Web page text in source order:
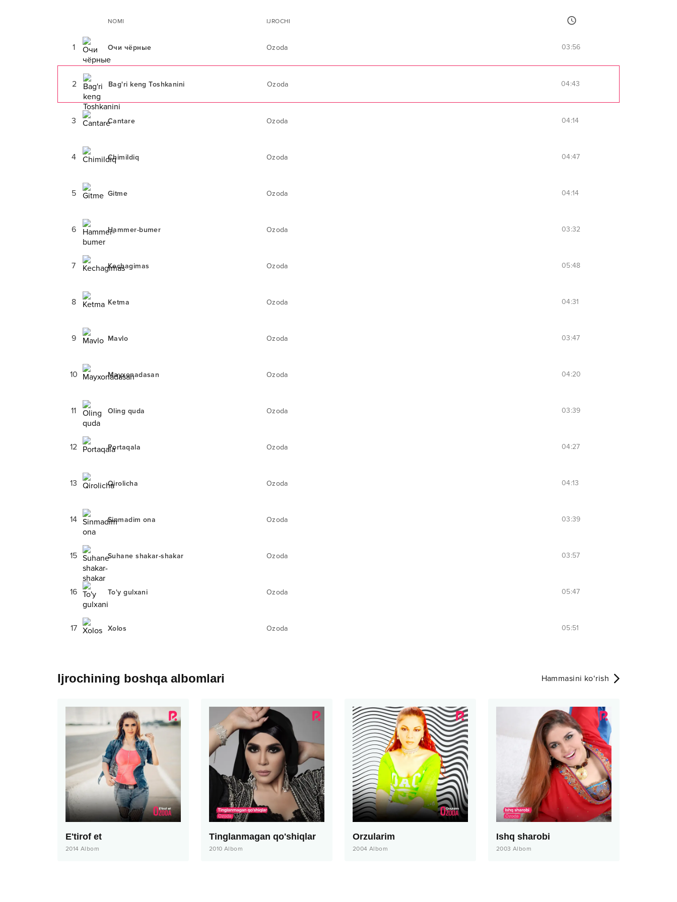
NOMI IJROCHI
1 Очи чёрные Ozoda 03:56
2 Bag'ri keng Toshkanini Ozoda 04:43
3 Cantare Ozoda 04:14
4 Chimildiq Ozoda 04:47
5 Gitme Ozoda 04:14
6 Hammer-bumer Ozoda 03:32
7 Kechagimas Ozoda 05:48
8 Ketma Ozoda 04:31
9 Mavlo Ozoda 03:47
10 Mayxonadasan Ozoda 04:20
11 Oling quda Ozoda 03:39
12 Portaqala Ozoda 04:27
13 Qirolicha Ozoda 04:13
14 Sinmadim ona Ozoda 03:39
15 Suhane shakar-shakar Ozoda 03:57
16 To'y gulxani Ozoda 05:47
17 Xolos Ozoda 05:51
Ijrochining boshqa albomlari Hammasini ko‘rish
E'tirof et
2014 Albom
Tinglanmagan qo'shiqlar
2010 Albom
Orzularim
2004 Albom
Ishq sharobi
2003 Albom